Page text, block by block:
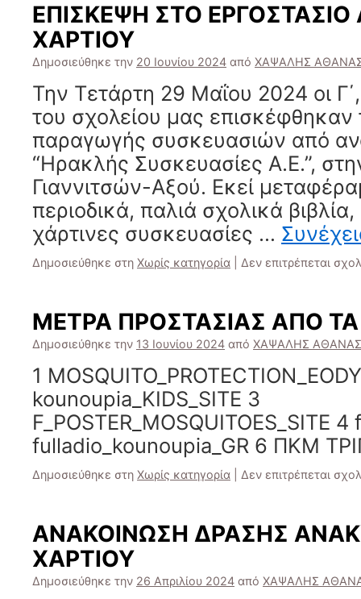
ΕΠΙΣΚΕΨΗ ΣΤΟ
ΧΑΡΤΙΟΥ
Δημοσιεύθηκε την 20 Ιουνίου 2024 από ΧΑΨΑΛΗΣ
Την Τετάρτη 29 Μαΐου 2024 οι Γ΄,
του σχολείου μας επισκέφθηκαν
παραγωγής συσκευασιών από
“Ηρακλής Συσκευασίες Α.Ε.”,
Γιαννιτσών-Αξού. Εκεί
περιοδικά, παλιά σχολικά
χάρτινες συσκευασίες …
Δημοσιεύθηκε στη Χωρίς κατηγορία Δεν επιτρέπεται
ΜΕΤΡΑ ΠΡΟΣΤΑΣΙΑΣ ΑΠΟ
Δημοσιεύθηκε την 13 Ιουνίου 2024 από ΧΑΨΑΛΗΣ
1
kounoupia_KIDS_SITE 3
F_POSTER_MOSQUITOES_SITE
fulladio_kounoupia_GR 6 ΠΚΜ
Δημοσιεύθηκε στη Χωρίς κατηγορία Δεν επιτρέπεται
ΑΝΑΚΟΙΝΩΣΗ ΔΡΑΣΗΣ
ΧΑΡΤΙΟΥ
Δημοσιεύθηκε την 26 Απριλίου 2024 από ΧΑΨΑΛΗΣ